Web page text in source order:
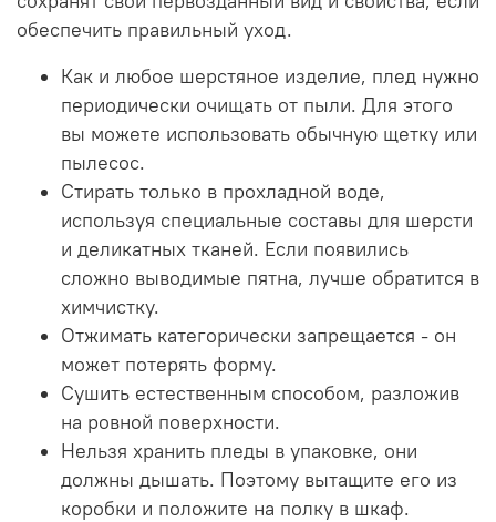
обеспечить правильный уход.
Как и любое шерстяное изделие, плед нужно
периодически очищать от пыли. Для этого
вы можете использовать обычную щетку или
пылесос.
Стирать только в прохладной воде,
используя специальные составы для шерсти
и деликатных тканей. Если появились
сложно выводимые пятна, лучше обратится в
химчистку.
Отжимать категорически запрещается - он
может потерять форму.
Сушить естественным способом, разложив
на ровной поверхности.
Нельзя хранить пледы в упаковке, они
должны дышать. Поэтому вытащите его из
коробки и положите на полку в шкаф.